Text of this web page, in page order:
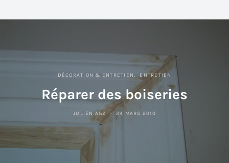
DÉCORATION & ENTRETIEN ENTRETIEN
Réparer des boiseries
JULIEN AGZ 24 MARS 2010